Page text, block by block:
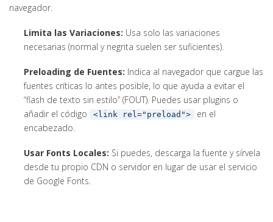
navegador.
Limita las Variaciones: Usa solo las variaciones
necesarias (normal y negrita suelen ser suficientes).
Preloading de Fuentes: Indica al navegador que cargue las
fuentes críticas lo antes posible, lo que ayuda a evitar el
“flash de texto sin estilo” (FOUT). Puedes usar plugins o
añadir el código
<link rel="preload">
en el
encabezado.
Usar Fonts Locales: Si puedes, descarga la fuente y sírvela
desde tu propio CDN o servidor en lugar de usar el servicio
de Google Fonts.